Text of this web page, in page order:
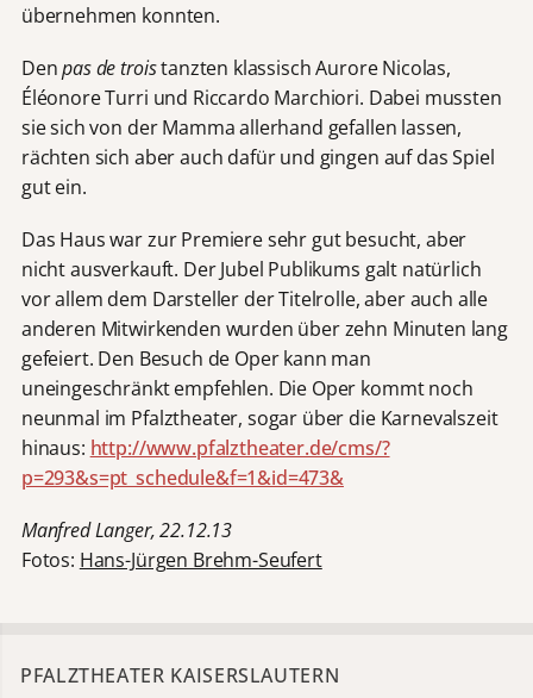
übernehmen konnten.
Denpas de troistanzten klassisch Aurore Nicolas,
Éléonore Turri und Riccardo Marchiori. Dabei mussten
sie sich von der Mamma allerhand gefallen lassen,
rächten sich aber auch dafür und gingen auf das Spiel
gut ein.
Das Haus war zur Premiere sehr gut besucht, aber
nicht ausverkauft. Der Jubel Publikums galt natürlich
vor allem dem Darsteller der Titelrolle, aber auch alle
anderen Mitwirkenden wurden über zehn Minuten lang
gefeiert. Den Besuch de Oper kann man
uneingeschränkt empfehlen. Die Oper kommt noch
neunmal im Pfalztheater, sogar über die Karnevalszeit
hinaus: http://www.pfalztheater.de/cms/?
p=293&s=pt_schedule&f=1&id=473&
Manfred Langer, 22.12.13
Fotos: Hans-Jürgen Brehm-Seufert
PFALZTHEATER KAISERSLAUTERN